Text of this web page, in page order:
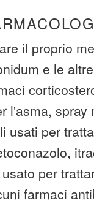
il proprio
e le
l'asma,
usati per
per
farmaci